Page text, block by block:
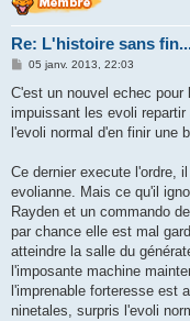
Re: L'histoire sans
M
s
a
g
05 janv. 2013, 22:03
C'est un nouvel echec pour
impuissant les evoli
l'evoli normal d'en finir une
Ce dernier execute l'ordre,
evolianne. Mais ce qu'il
Rayden et un commando
par chance elle est mal
atteindre la salle du
l'imposante machine
l'imprenable forteresse est
ninetales, surpris l'evoli